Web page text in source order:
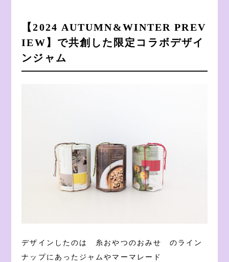
【2024 AUTUMN&WINTER PREV
IEW】 で共創した限定コラボデザイ
ンジャム
デザインしたのは 糸おやつのおみせ のライン
ナップにあったジャムやマーマレード